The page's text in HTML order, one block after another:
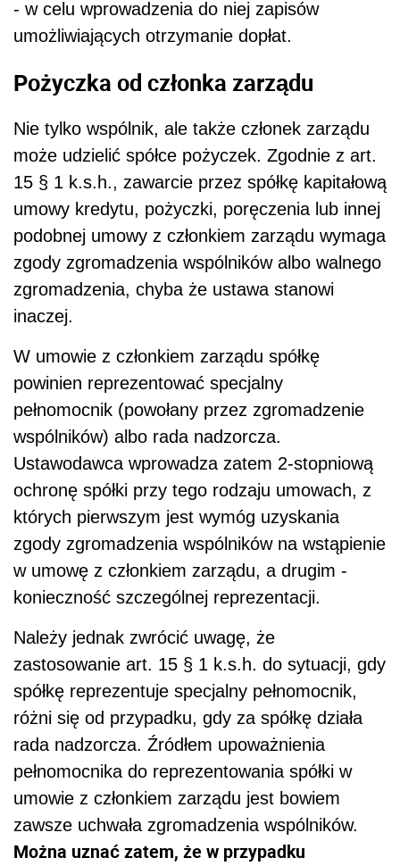
- w celu wprowadzenia do niej zapisów
umożliwiających otrzymanie dopłat.
Pożyczka od członka zarządu
Nie tylko wspólnik, ale także członek zarządu
może udzielić spółce pożyczek. Zgodnie z art.
15 § 1 k.s.h., zawarcie przez spółkę kapitałową
umowy kredytu, pożyczki, poręczenia lub innej
podobnej umowy z członkiem zarządu wymaga
zgody zgromadzenia wspólników albo walnego
zgromadzenia, chyba że ustawa stanowi
inaczej.
W umowie z członkiem zarządu spółkę
powinien reprezentować specjalny
pełnomocnik (powołany przez zgromadzenie
wspólników) albo rada nadzorcza.
Ustawodawca wprowadza zatem 2-stopniową
ochronę spółki przy tego rodzaju umowach, z
których pierwszym jest wymóg uzyskania
zgody zgromadzenia wspólników na wstąpienie
w umowę z członkiem zarządu, a drugim -
konieczność szczególnej reprezentacji.
Należy jednak zwrócić uwagę, że
zastosowanie art. 15 § 1 k.s.h. do sytuacji, gdy
spółkę reprezentuje specjalny pełnomocnik,
różni się od przypadku, gdy za spółkę działa
rada nadzorcza. Źródłem upoważnienia
pełnomocnika do reprezentowania spółki w
umowie z członkiem zarządu jest bowiem
zawsze uchwała zgromadzenia wspólników.
Można uznać zatem, że w przypadku